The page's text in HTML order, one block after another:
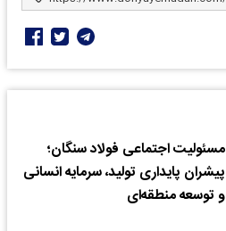
مسئولیت اجتماعی فولاد سنگان؛
پیشران پایداری تولید، سرمایه انسانی
و توسعه منطقه‌ای